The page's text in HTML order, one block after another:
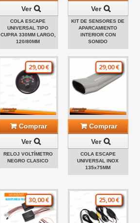
Ver
COLA ESCAPE
UNIVERSAL TIPO
CUPRA 330MM LARGO,
120/80MM
Ver
KIT DE SENSORES DE
APARCAMIENTO
INTERIOR CON
SONIDO
29,00 €
Comprar
Ver
RELOJ VOLTÍMETRO
NEGRO CLASICO
29,00 €
Comprar
Ver
COLA ESCAPE
UNIVERSAL INOX
135x75MM
30,00 € 25,00 €